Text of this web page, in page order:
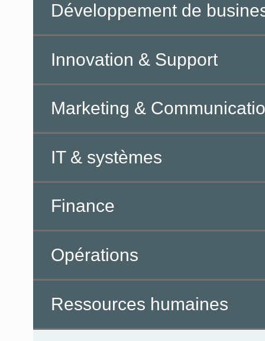
Développement de
Innovation & Support
Marketing &
IT & systèmes
Finance
Opérations
Ressources humaines